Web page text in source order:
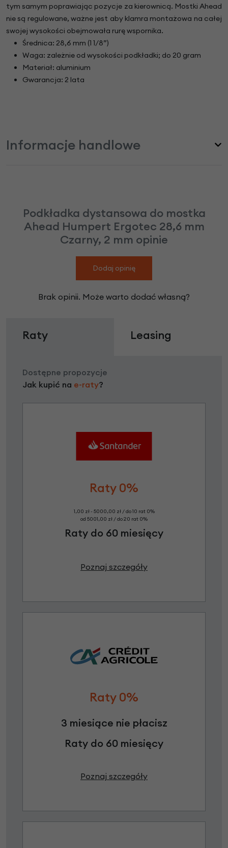
tym samym poprawiając pozycje za kierownicą. Mostki Ahead
nie są regulowane, ważne jest aby klamra montażowa na całej
swojej wysokości obejmowała rurę wspornika.
Średnica: 28,6 mm (1 1/8”)
Waga: zależnie od wysokości podkładki; do 20 gram
Materiał: aluminium
Gwarancja: 2 lata
Informacje handlowe
Podkładka dystansowa do mostka
Ahead Humpert Ergotec 28,6 mm
Czarny, 2 mm opinie
Dodaj opinię
Brak opinii. Może warto dodać własną?
Raty Leasing
Dostępne propozycje
Jak kupić na e-raty?
Raty 0%
1,00 zł - 5000,00 zł / do 10 rat 0%
od 5001,00 zł / do 20 rat 0%
Raty do 60 miesięcy
Poznaj szczegóły
Raty 0%
3 miesiące nie płacisz
Raty do 60 miesięcy
Poznaj szczegóły